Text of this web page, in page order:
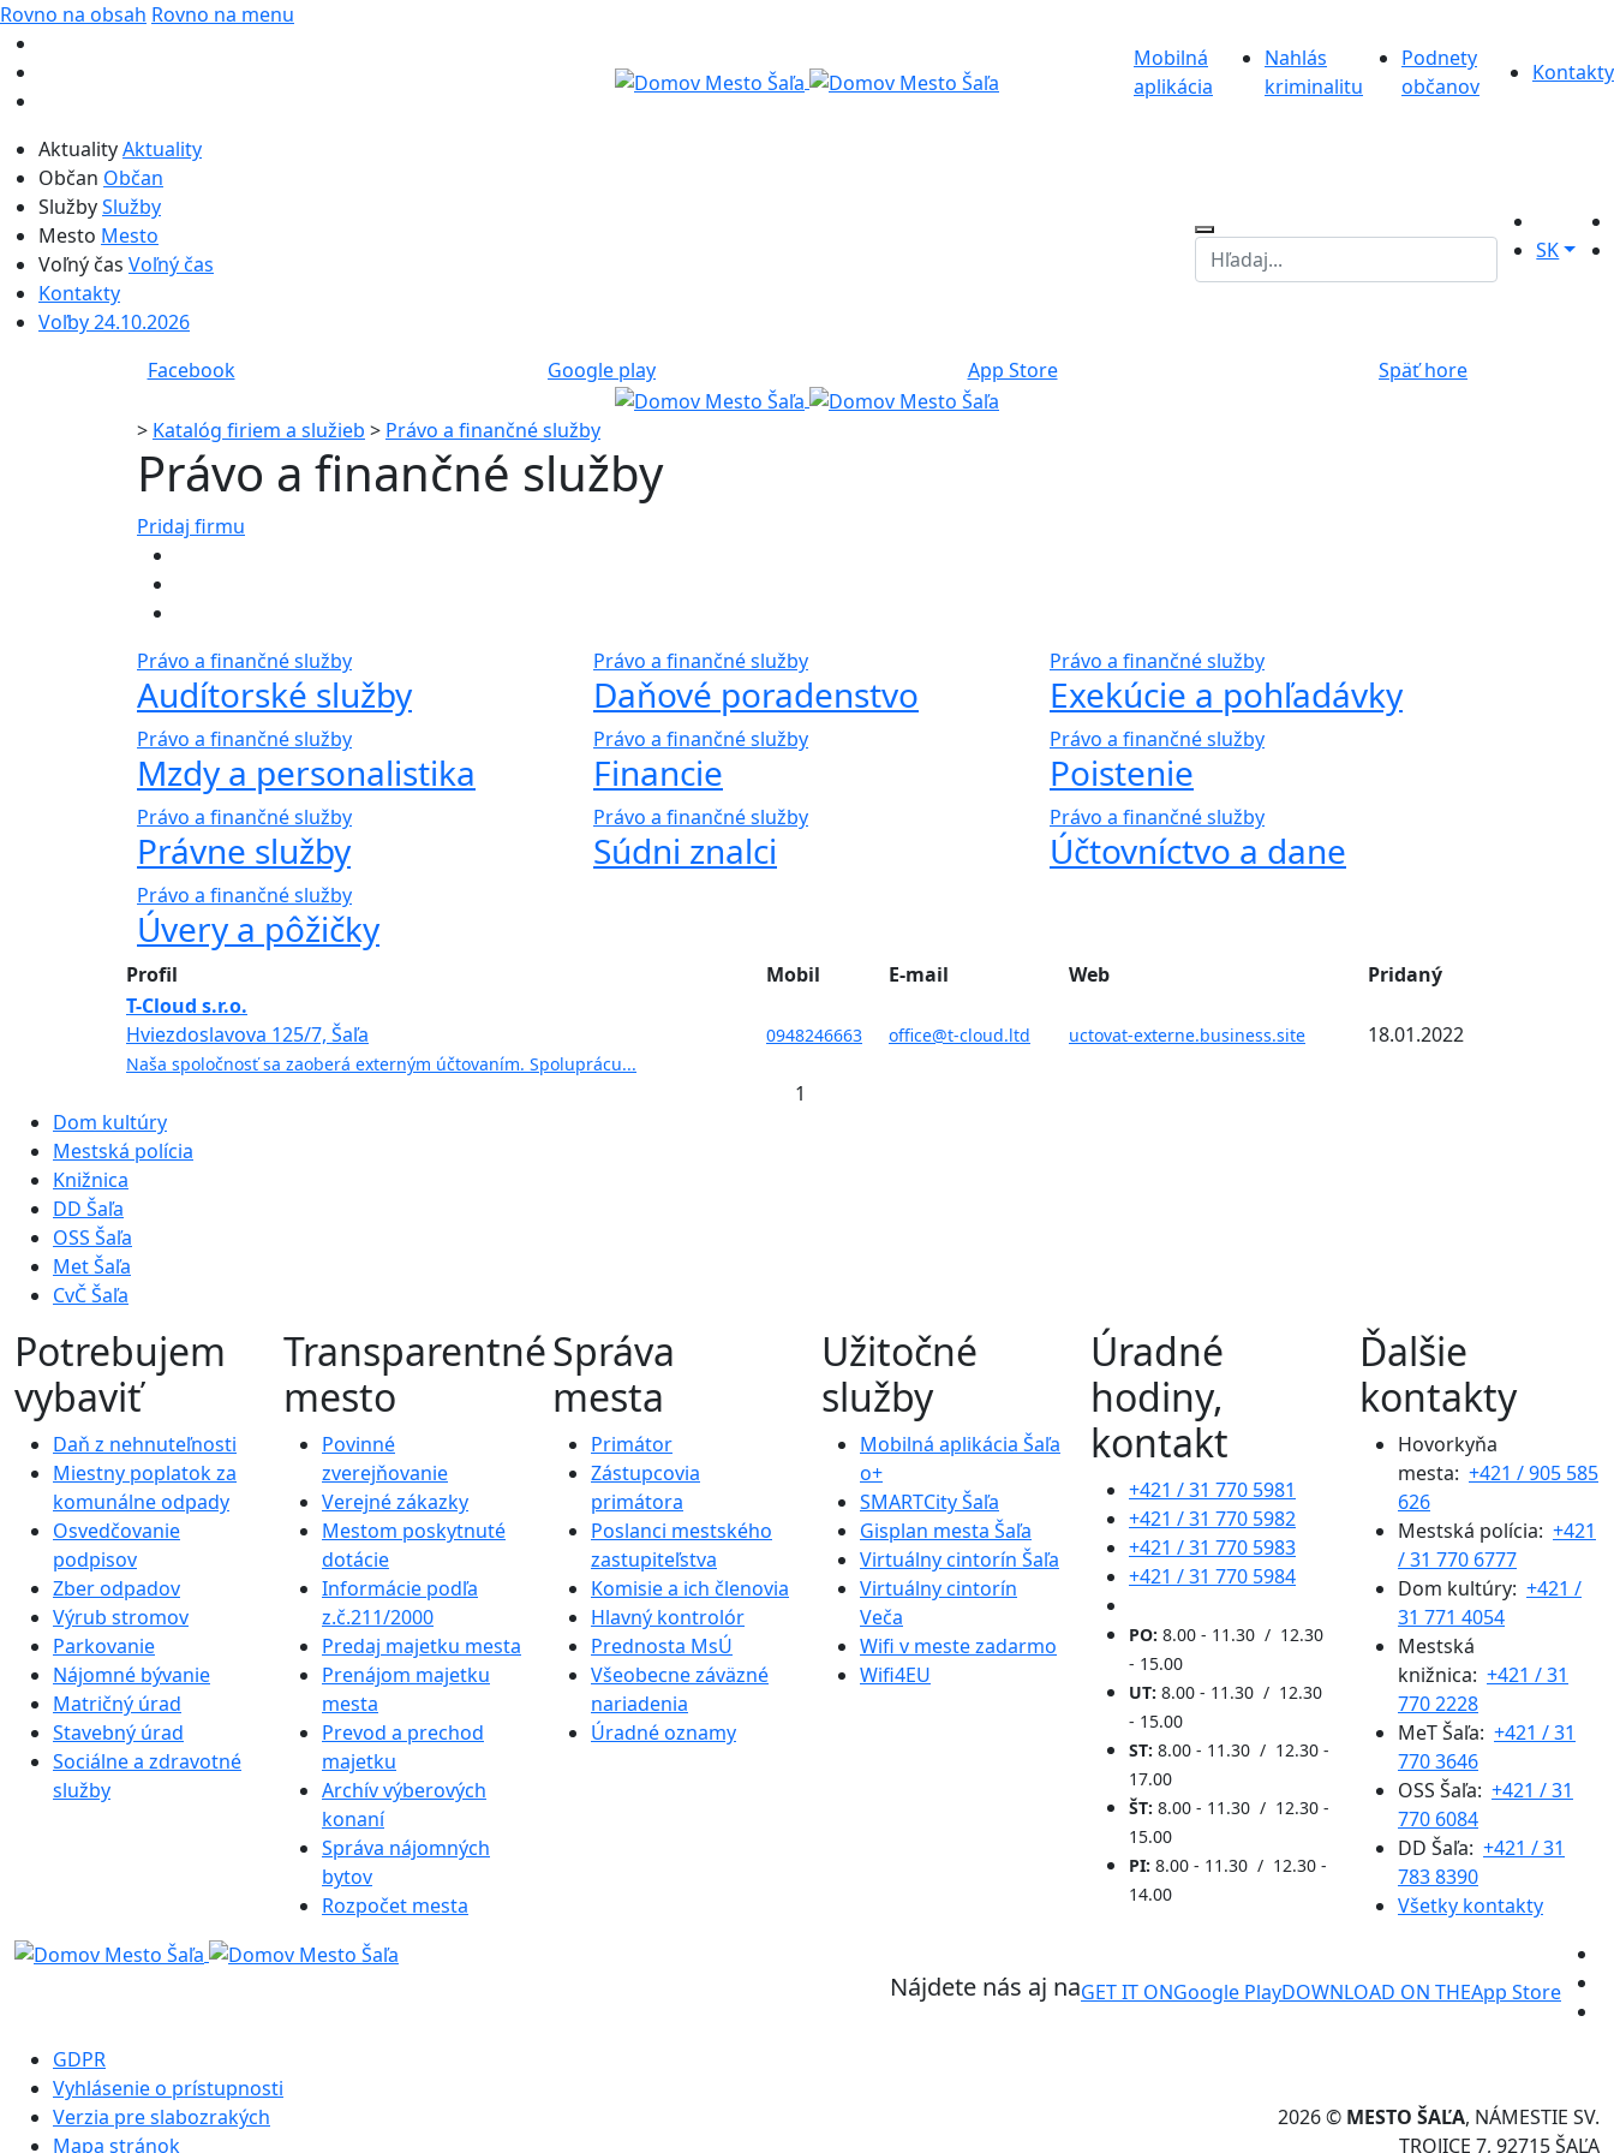
Rovno na obsah Rovno na menu
Mobilná
aplikácia
Nahlás
kriminalitu
Podnety
občanov
Kontakty
AktualityAktuality
Občan Občan
SlužbySlužby
Mesto Mesto
Voľný čas Voľný čas
Kontakty
Voľby 24.10.2026
SK
Facebook Google play App Store Späť hore
> Katalóg firiem a služieb > Právo a finančné služby
Právo a finančné služby
Pridaj firmu
Právo a finančné služby
Audítorské služby
Právo a finančné služby
Daňové poradenstvo
Právo a finančné služby
Exekúcie a pohľadávky
Právo a finančné služby
Mzdy a personalistika
Právo a finančné služby
Financie
Právo a finančné služby
Poistenie
Právo a finančné služby
Právne služby
Právo a finančné služby
Súdni znalci
Právo a finančné služby
Účtovníctvo a dane
Právo a finančné služby
Úvery a pôžičky
Profil Mobil E-mail Web
Pridaný
T-Cloud s.r.o.
Hviezdoslavova 125/7, Šaľa
Naša spoločnosť sa zaoberá externým účtovaním. Spoluprácu...
0948246663 office@t-cloud.ltd uctovat-externe.business.site 18.01.2022
1
Dom kultúry
Mestská polícia
Knižnica
DD Šaľa
OSS Šaľa
Met Šaľa
CvČ Šaľa
Potrebujem
vybaviť
Daň z nehnuteľnosti
Miestny poplatok za
komunálne odpady
Osvedčovanie
podpisov
Zber odpadov
Výrub stromov
Parkovanie
Nájomné bývanie
Matričný úrad
Stavebný úrad
Sociálne a zdravotné
služby
Transparentné
mesto
Povinné
zverejňovanie
Verejné zákazky
Mestom poskytnuté
dotácie
Informácie podľa
z.č.211/2000
Predaj majetku mesta
Prenájom majetku
mesta
Prevod a prechod
majetku
Archív výberových
konaní
Správa nájomných
bytov
Rozpočet mesta
Správa
mesta
Primátor
Zástupcovia
primátora
Poslanci mestského
zastupiteľstva
Komisie a ich členovia
Hlavný kontrolór
Prednosta MsÚ
Všeobecne záväzné
nariadenia
Úradné oznamy
Užitočné
služby
Mobilná aplikácia Šaľa
o+
SMARTCity Šaľa
Gisplan mesta Šaľa
Virtuálny cintorín Šaľa
Virtuálny cintorín
Veča
Wifi v meste zadarmo
Wifi4EU
Úradné
hodiny,
kontakt
+421 / 31 770 5981
+421 / 31 770 5982
+421 / 31 770 5983
+421 / 31 770 5984
PO: 8.00 - 11.30 / 12.30
- 15.00
UT: 8.00 - 11.30 / 12.30
- 15.00
ST: 8.00 - 11.30 / 12.30 -
17.00
ŠT: 8.00 - 11.30 / 12.30 -
15.00
PI: 8.00 - 11.30 / 12.30 -
14.00
Ďalšie
kontakty
Hovorkyňa
mesta: +421 / 905 585
626
Mestská polícia: +421
/ 31 770 6777
Dom kultúry: +421 /
31 771 4054
Mestská
knižnica: +421 / 31
770 2228
MeT Šaľa: +421 / 31
770 3646
OSS Šaľa: +421 / 31
770 6084
DD Šaľa: +421 / 31
783 8390
Všetky kontakty
Nájdete nás aj naGET IT ONGoogle PlayDOWNLOAD ON THEApp Store
GDPR
Vyhlásenie o prístupnosti
Verzia pre slabozrakých
Mapa stránok
2026 © MESTO ŠAĽA, NÁMESTIE SV.
TROJICE 7, 92715 ŠAĽA